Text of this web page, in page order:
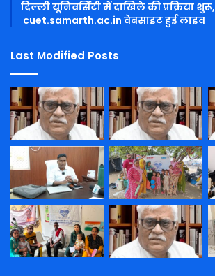
दिल्ली यूनिवर्सिटी में दाखिले की प्रक्रिया शुरू,
cuet.samarth.ac.in वेबसाइट हुई लाइव
Last Modified Posts